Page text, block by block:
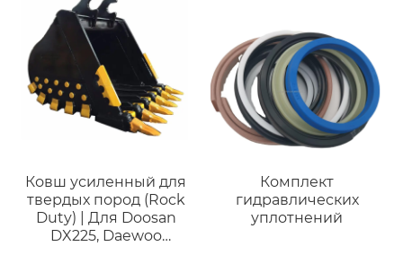
Ковш усиленный для
твердых пород (Rock
Duty) | Для Doosan
DX225, Daewoo
Комплект
гидравлических
уплотнений